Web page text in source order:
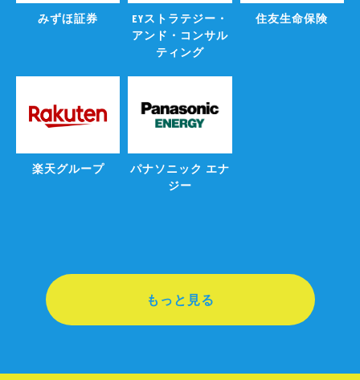
みずほ証券
EYストラテジー・
アンド・コンサル
ティング
住友生命保険
楽天グループ
パナソニック エナ
ジー
もっと見る